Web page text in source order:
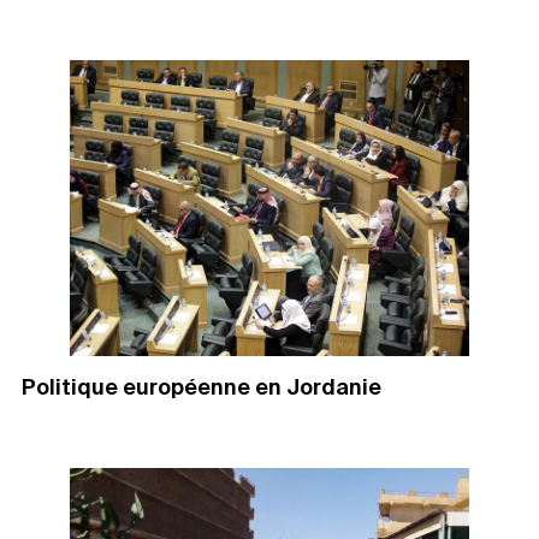
Politique européenne en Jordanie